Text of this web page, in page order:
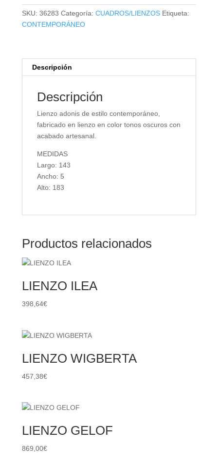
SKU: 36283 Categoría: CUADROS/LIENZOS Etiqueta:
CONTEMPORÁNEO
Descripción
Descripción
Lienzo adonis de estilo contemporáneo,
fabricado en lienzo en color tonos oscuros con
acabado artesanal.
MEDIDAS
Largo: 143
Ancho: 5
Alto: 183
Productos relacionados
LIENZO ILEA
398,64€
LIENZO WIGBERTA
457,38€
LIENZO GELOF
869,00€